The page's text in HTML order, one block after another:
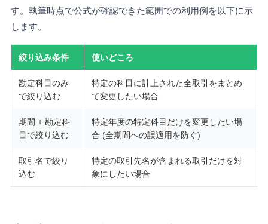
す。執筆時点で公式が確認できた範囲での利用例を以下に示
します。
絞り込み条件 使いどころ
勘定科目のみ
で絞り込む
特定の科目に計上された全取引をまとめ
て変更したい場合
期間 + 勘定科
目で絞り込む
特定年度の特定科目だけを変更したい場
合 (全期間への誤適用を防ぐ)
取引名で絞り
込む
特定の取引先名が含まれる取引だけを対
象にしたい場合